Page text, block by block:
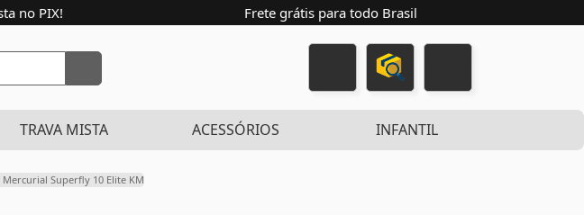
no PIX! Frete grátis para todo Brasil
TRAVA MISTA ACESSÓRIOS INFANTIL
Superfly 10 Elite KM